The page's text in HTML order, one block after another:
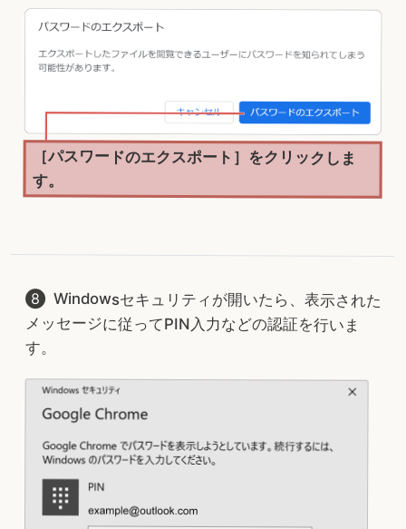
［パスワードのエクスポート］をクリックしま
す。
Windowsセキュリティが開いたら、表示された
メッセージに従ってPIN入力などの認証を行いま
す。